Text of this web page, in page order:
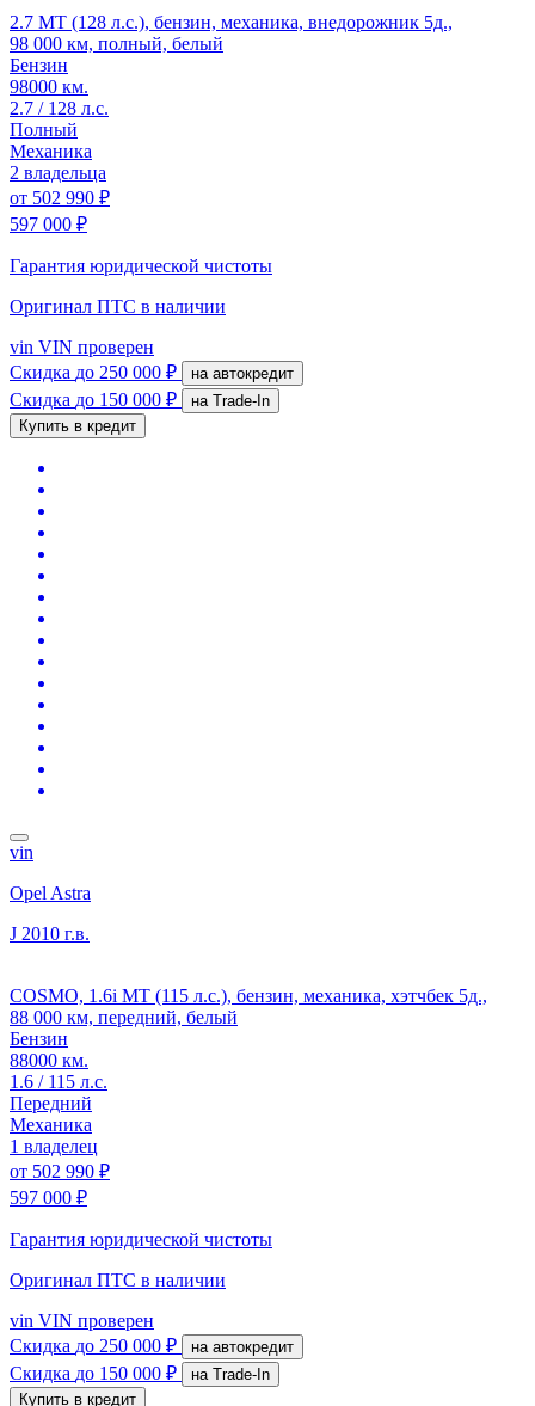
2.7 MT (128 л.с.), бензин, механика, внедорожник 5д.,
98 000 км, полный, белый
Бензин
98000 км.
2.7 / 128 л.с.
Полный
Механика
2 владельца
от 502 990 ₽
597 000 ₽
Гарантия юридической чистоты
Оригинал ПТС в наличии
vin VIN проверен
Скидка до 250 000 ₽ на автокредит
Скидка до 150 000 ₽
на Trade-In
Купить в кредит
vin
Opel Astra
J 2010 г.в.
COSMO, 1.6i MT (115 л.с.), бензин, механика, хэтчбек 5д.,
88 000 км, передний, белый
Бензин
88000 км.
1.6 / 115 л.с.
Передний
Механика
1 владелец
от 502 990 ₽
597 000 ₽
Гарантия юридической чистоты
Оригинал ПТС в наличии
vin VIN проверен
Скидка до 250 000 ₽ на автокредит
Скидка до 150 000 ₽
на Trade-In
Купить в кредит